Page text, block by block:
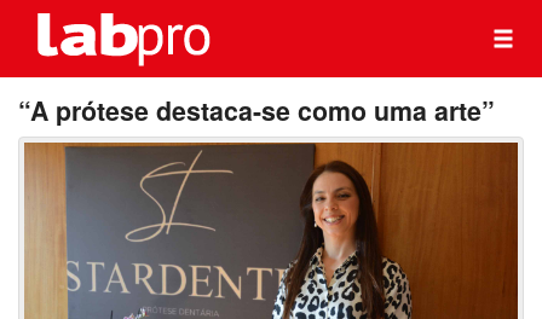
“A prótese destaca-se como uma arte”